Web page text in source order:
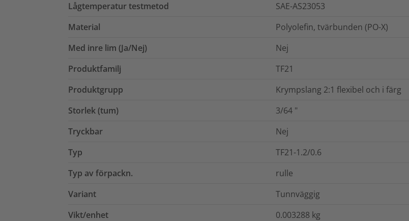
Lågtemperatur testmetod
SAE-AS23053
Material
Polyolefin, tvärbunden (PO-X)
Med inre lim (Ja/Nej)
Nej
Produktfamilj
TF21
Produktgrupp
Krympslang 2:1 flexibel och i färg
Storlek (tum)
3/64 "
Tryckbar
Nej
Typ
TF21-1.2/0.6
Typ av förpackn.
rulle
Variant
Tunnväggig
Vikt/enhet
0.003288 kg